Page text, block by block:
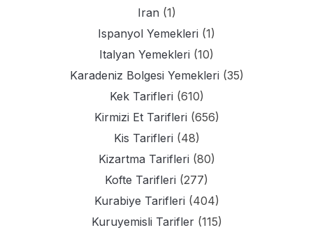
Iran (1)
Ispanyol Yemekleri (1)
Italyan Yemekleri (10)
Karadeniz Bolgesi Yemekleri (35)
Kek Tarifleri (610)
Kirmizi Et Tarifleri (656)
Kis Tarifleri (48)
Kizartma Tarifleri (80)
Kofte Tarifleri (277)
Kurabiye Tarifleri (404)
Kuruyemisli Tarifler(115)